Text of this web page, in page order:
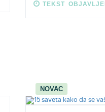
TEKST
NOVAC